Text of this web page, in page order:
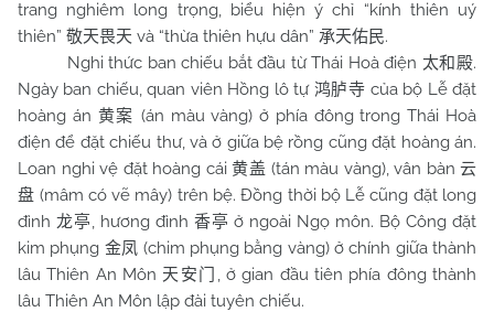
trang nghiêm long trọng, biểu hiện ý chỉ “kính thiên uý
thiên” 敬天畏天 và “thừa thiên hựu dân” 承天佑民.
Nghi thức ban chiếu bắt đầu từ Thái Hoà điện 太和殿.
Ngày ban chiếu, quan viên Hồng lô tự 鸿胪寺 của bộ Lễ đặt
hoàng án 黄案 (án màu vàng) ở phía đông trong Thái Hoà
điện để đặt chiếu thư, và ở giữa bệ rồng cũng đặt hoàng án.
Loan nghi vệ đặt hoàng cái 黄盖 (tán màu vàng), vân bàn 云
盘 (mâm có vẽ mây) trên bệ. Đồng thời bộ Lễ cũng đặt long
đình 龙亭, hương đình 香亭 ở ngoài Ngọ môn. Bộ Công đặt
kim phụng 金凤 (chim phụng bằng vàng) ở chính giữa thành
lâu Thiên An Môn 天安门 , ở gian đầu tiên phía đông thành
lâu Thiên An Môn lập đài tuyên chiếu.